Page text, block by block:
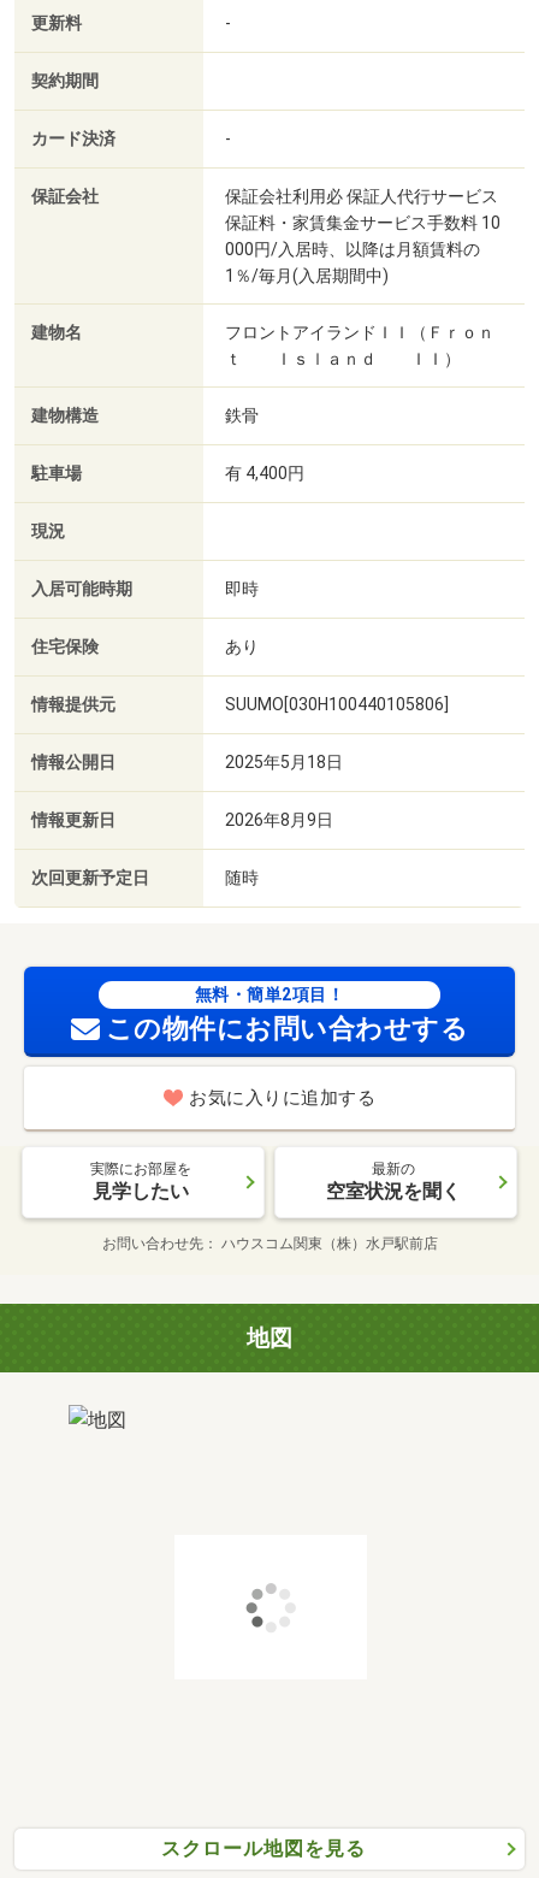
更新料 -
契約期間
カード決済 -
保証会社
保証会社利用必 保証人代行サービス
保証料・家賃集金サービス手数料 10
000円/入居時、以降は月額賃料の
1％/毎月(入居期間中)
建物名
フロントアイランドＩＩ（Ｆｒｏｎ
ｔ Ｉｓｌａｎｄ ＩＩ）
建物構造 鉄骨
駐車場 有 4,400円
現況
入居可能時期 即時
住宅保険 あり
情報提供元 SUUMO[030H100440105806]
情報公開日 2025年5月18日
情報更新日 2026年8月9日
次回更新予定日 随時
無料・簡単2項目！
この物件にお問い合わせする
お気に入りに追加する
実際にお部屋を
見学したい
最新の
空室状況を聞く
お問い合わせ先 ハウスコム関東（株）水戸駅前店
地図
スクロール地図を見る